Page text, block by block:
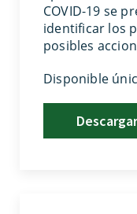
COVID-19 se
identificar los
posibles
Disponible